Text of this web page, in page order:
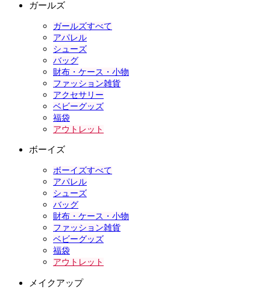
ガールズ
ガールズすべて
アパレル
シューズ
バッグ
財布・ケース・小物
ファッション雑貨
アクセサリー
ベビーグッズ
福袋
アウトレット
ボーイズ
ボーイズすべて
アパレル
シューズ
バッグ
財布・ケース・小物
ファッション雑貨
ベビーグッズ
福袋
アウトレット
メイクアップ